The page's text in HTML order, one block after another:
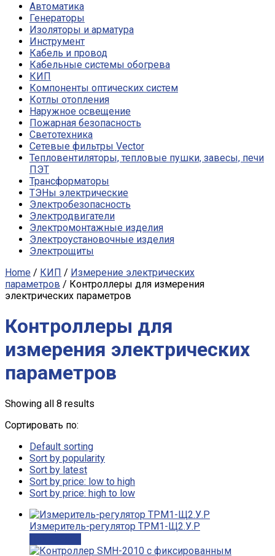
Автоматика
Генераторы
Изоляторы и арматура
Инструмент
Кабель и провод
Кабельные системы обогрева
КИП
Компоненты оптических систем
Котлы отопления
Наружное освещение
Пожарная безопасность
Светотехника
Сетевые фильтры Vector
Тепловентиляторы, тепловые пушки, завесы, печи
ПЭТ
Трансформаторы
ТЭНы электрические
Электробезопасность
Электродвигатели
Электромонтажные изделия
Электроустановочные изделия
Электрощиты
Home / КИП / Измерение электрических
параметров / Контроллеры для измерения
электрических параметров
Контроллеры для
измерения электрических
параметров
Showing all 8 results
Сортировать по:
Default sorting
Sort by popularity
Sort by latest
Sort by price: low to high
Sort by price: high to low
Измеритель-регулятор ТРМ1-Щ2.У.Р